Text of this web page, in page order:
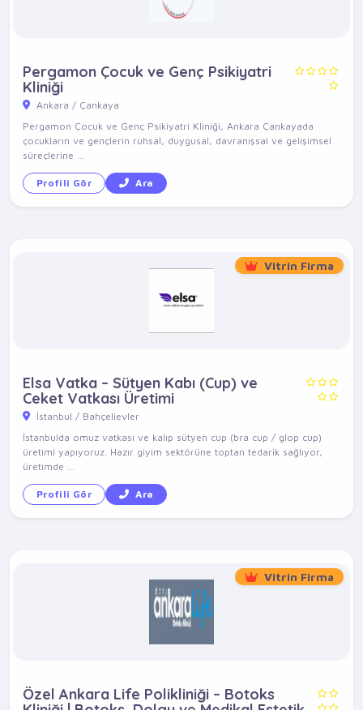
Pergamon Çocuk ve Genç Psikiyatri
Kliniği
Ankara / Çankaya
Pergamon Çocuk ve Genç Psikiyatri Kliniği, Ankara Çankayada
çocukların ve gençlerin ruhsal, duygusal, davranışsal ve gelişimsel
süreçlerine ...
Profili Gör Ara
Vitrin Firma
Elsa Vatka – Sütyen Kabı (Cup) ve
Ceket Vatkası Üretimi
İstanbul / Bahçelievler
İstanbulda omuz vatkası ve kalıp sütyen cup (bra cup / glop cup)
üretimi yapıyoruz. Hazır giyim sektörüne toptan tedarik sağlıyor,
üretimde ...
Profili Gör Ara
Vitrin Firma
Özel Ankara Life Polikliniği – Botoks